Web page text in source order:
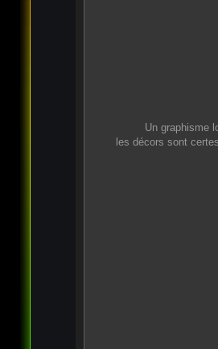
Un graphisme
les décors sont